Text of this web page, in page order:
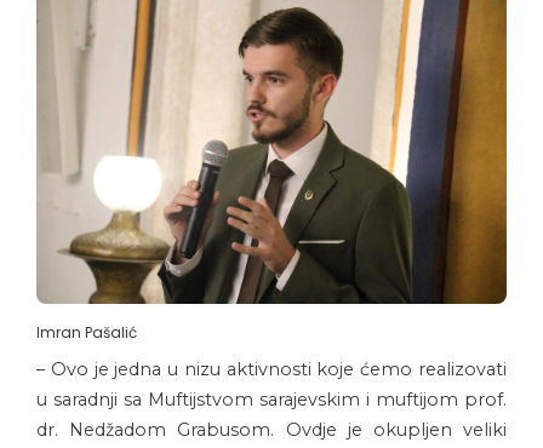
Imran Pašalić
– Ovo je jedna u nizu aktivnosti koje ćemo realizovati
u saradnji sa Muftijstvom sarajevskim i muftijom prof.
dr. Nedžadom Grabusom. Ovdje je okupljen veliki